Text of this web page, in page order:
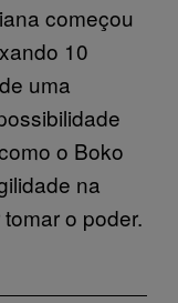
começou
10
uma
o Boko
na
o poder.